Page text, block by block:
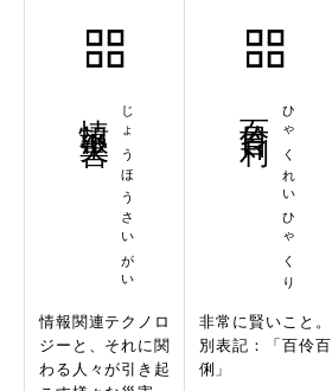
じょうほうさいがい
情報関連テクノロ
ジーと、それに関
わる人々が引き起
ひゃくれいひゃくり
非常に賢いこと。
別表記：「百伶百
俐」